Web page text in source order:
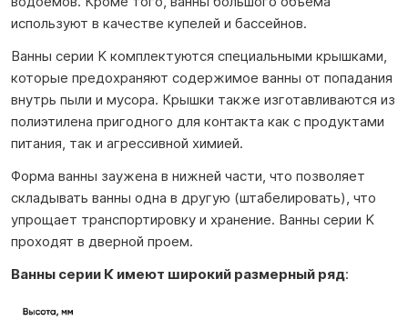
используют в качестве купелей и бассейнов.
Ванны серии K комплектуются специальными крышками,
которые предохраняют содержимое ванны от попадания
внутрь пыли и мусора. Крышки также изготавливаются из
полиэтилена пригодного для контакта как с продуктами
питания, так и агрессивной химией.
Форма ванны заужена в нижней части, что позволяет
складывать ванны одна в другую (штабелировать), что
упрощает транспортировку и хранение. Ванны серии K
проходят в дверной проем.
Ванны серии К имеют широкий размерный ряд: